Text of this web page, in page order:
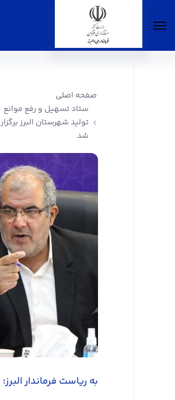
صفحه اصلی
ستاد تسهیل و رفع موانع
تولید شهرستان البرز برگزار
شد
به ریاست فرماندار البرز؛